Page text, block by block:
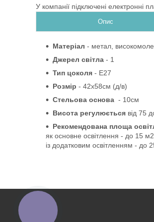
У компанії підключені електронні
Опис
Матеріал - метал,
Джерел світла - 1
Тип цоколя - Е27
Розмір - 42х58см (д/в)
Стельова основа - 10см
Висота регулюється від 75
Рекомендована площа
як основне освітлення - до 15 м2,
із додатковим освітленням - до